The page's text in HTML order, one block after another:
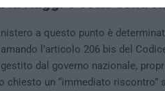
a questo punto è
l’articolo 206 bis del
dal governo nazionale,
chiesto un “immediato riscontro”